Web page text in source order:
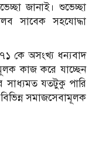
জানাই। শুভেচ্ছা
সাবেক সহযোদ্ধা
কে অসংখ্য ধন্যবাদ
কাজ করে যাচ্ছেন
সাধ্যমত যতটুকু পারি
সমাজসেবামূলক